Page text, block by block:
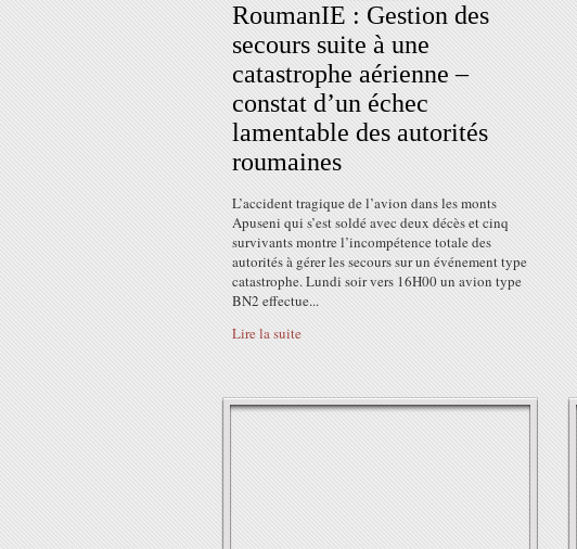
RoumanIE : Gestion des
secours suite à une
catastrophe aérienne –
constat d’un échec
lamentable des autorités
roumaines
L’accident tragique de l’avion dans les monts
Apuseni qui s’est soldé avec deux décès et cinq
survivants montre l’incompétence totale des
autorités à gérer les secours sur un événement type
catastrophe. Lundi soir vers 16H00 un avion type
BN2 effectue...
Lire la suite